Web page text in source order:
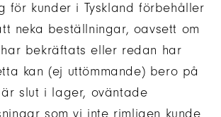
för kunder i Tyskland förbehåller
neka beställningar, oavsett om
bekräftats eller redan har
kan (ej uttömmande) bero på
slut i lager, oväntade
som vi inte rimligen kunde